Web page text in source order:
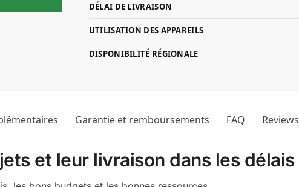
DÉLAI DE LIVRAISON
UTILISATION DES APPAREILS
DISPONIBILITÉ RÉGIONALE
Garantie et remboursements FAQ Reviews
et leur livraison dans les délais